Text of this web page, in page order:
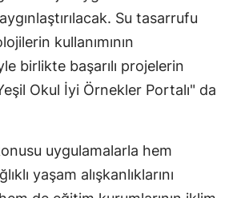
Su tasarrufu
kullanımının
birlikte başarılı projelerin
Okul İyi Örnekler Portalı" da
uygulamalarla hem
yaşam alışkanlıklarını